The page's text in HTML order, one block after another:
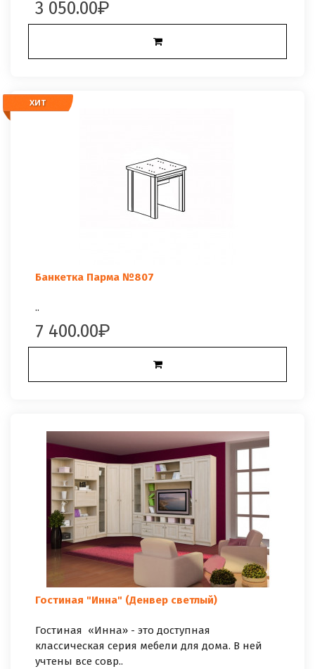
3 050.00
Банкетка Парма №807
..
ХИТ
7 400.00
Гостиная "Инна" (Денвер светлый)
Гостиная «Инна» - это доступная
классическая серия мебели для дома. В ней
учтены все совр..